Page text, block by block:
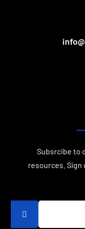
Subsrcibe to
resources.